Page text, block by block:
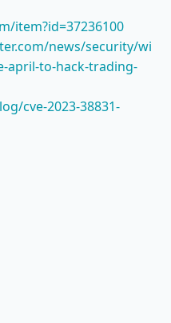
item?id=37236100
news/security/wi
april-to-hack-trading-
cve-2023-38831-